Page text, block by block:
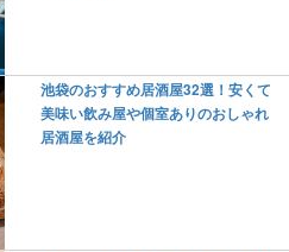
池袋のおすすめ居酒屋32選！安くて
美味い飲み屋や個室ありのおしゃれ
居酒屋を紹介